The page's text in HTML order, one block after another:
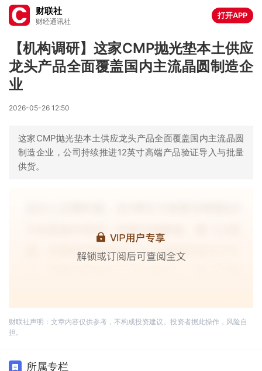
财联社
财经通讯社
打开APP
【机构调研】这家CMP抛光垫本土供应
龙头产品全面覆盖国内主流晶圆制造企
业
2026-05-26 12:50
这家CMP抛光垫本土供应龙头产品全面覆盖国内主流晶圆
制造企业，公司持续推进12英寸高端产品验证导入与批量
供货。
财联社声明：文章内容仅供参考，不构成投资建议。投资者据此操作，风险自
担。
所属专栏